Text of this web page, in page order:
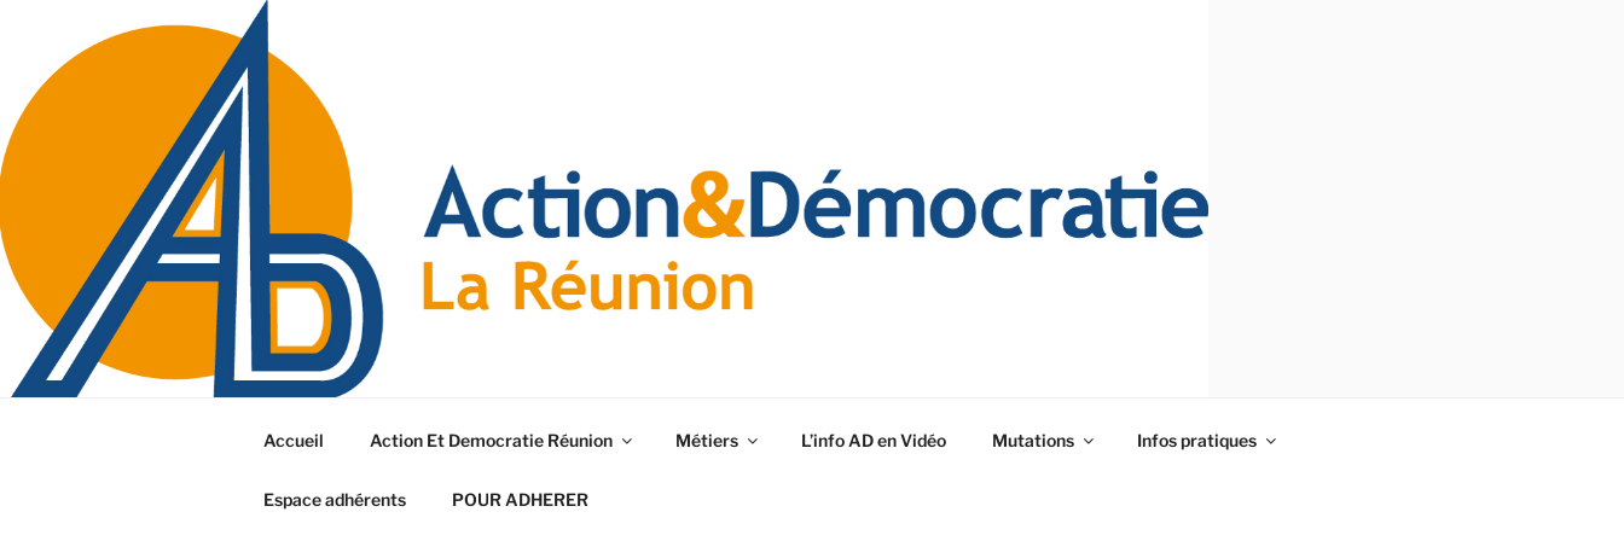
Accueil Action Et Democratie Réunion Métiers L’info AD en Vidéo Mutations Infos pratiques
Espace adhérents POUR ADHERER